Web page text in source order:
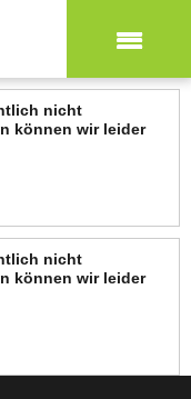
nicht
können wir leider
nicht
können wir leider